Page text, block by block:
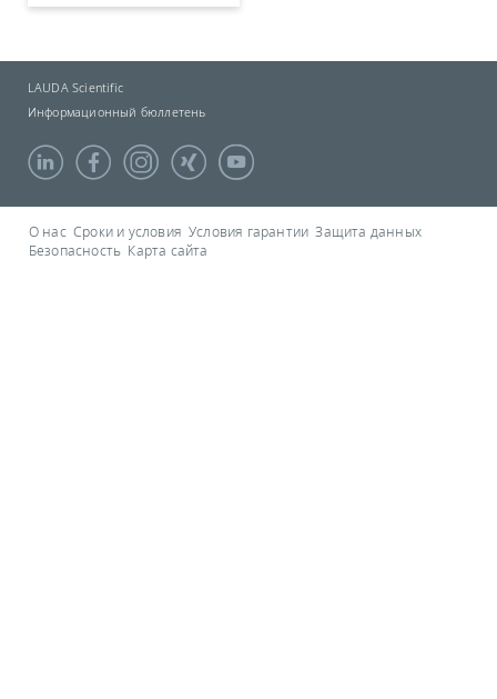
LAUDA Scientific
Информационный бюллетень
О нас Сроки и условия Условия гарантии Защита данных
Безопасность Карта сайта